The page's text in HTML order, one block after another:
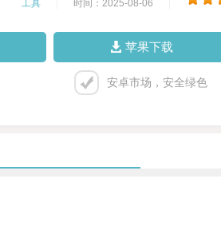
工具 时间：2025-08-06
苹果下载
安卓市场，安全绿色